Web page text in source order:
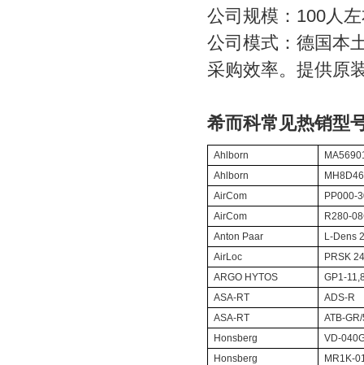
公司规模：100人
公司模式：德国本
采购效率。提供原
希而科常见热销型
Ahlborn
Ahlborn
AirCom
PP000-
AirCom
R280-
Anton Paar
L-Dens
AirLoc
PRSK
ARGO HYTOS
GP1-
ASA-RT
ADS-R
ASA-RT
ATB-
Honsberg
VD-
Honsberg
MR1K-